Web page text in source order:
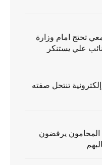
تحتج امام وزارة
علي يستنكر
تنتحل صفته
المحامون يرفضون